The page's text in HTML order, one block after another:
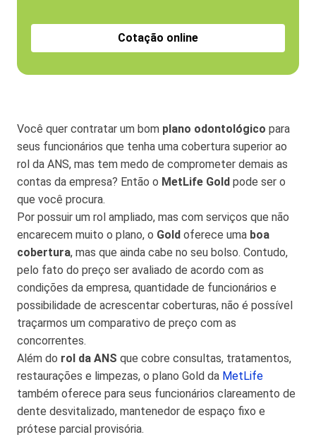
Cotação online
Você quer contratar um bom plano odontológico para
seus funcionários que tenha uma cobertura superior ao
rol da ANS, mas tem medo de comprometer demais as
contas da empresa? Então o MetLife Gold pode ser o
que você procura.
Por possuir um rol ampliado, mas com serviços que não
encarecem muito o plano, o Gold oferece uma boa
cobertura, mas que ainda cabe no seu bolso. Contudo,
pelo fato do preço ser avaliado de acordo com as
condições da empresa, quantidade de funcionários e
possibilidade de acrescentar coberturas, não é possível
traçarmos um comparativo de preço com as
concorrentes.
Além do rol da ANS que cobre consultas, tratamentos,
restaurações e limpezas, o plano Gold da MetLife
também oferece para seus funcionários clareamento de
dente desvitalizado, mantenedor de espaço fixo e
prótese parcial provisória.